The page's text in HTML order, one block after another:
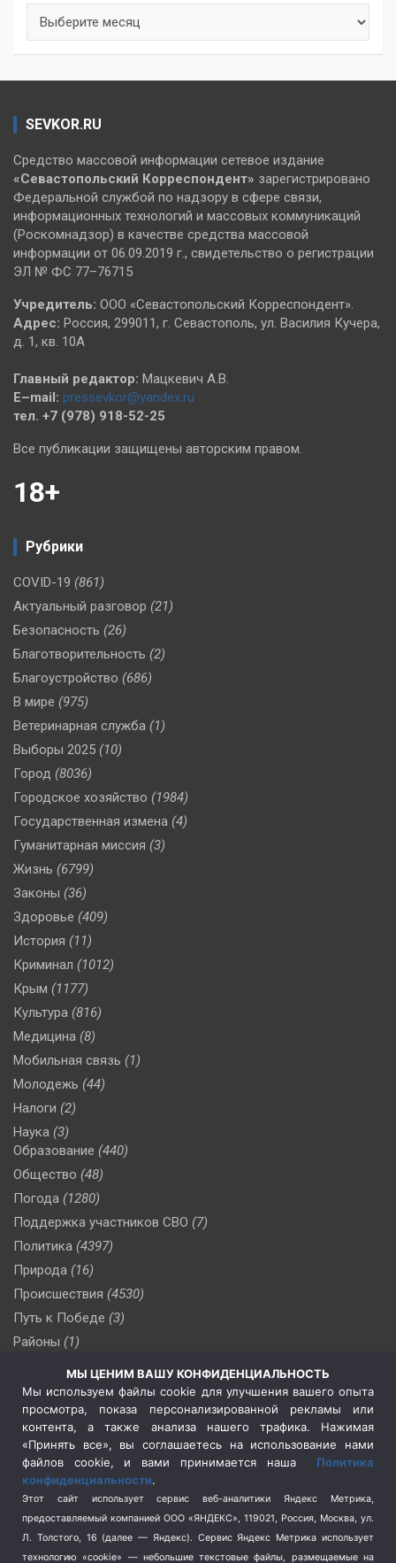
SEVKOR.RU
Средство массовой информации сетевое издание
«Севастопольский Корреспондент» зарегистрировано
Федеральной службой по надзору в сфере связи,
информационных технологий и массовых коммуникаций
(Роскомнадзор) в качестве средства массовой
информации от 06.09.2019 г., свидетельство о регистрации
ЭЛ № ФС 77–76715
Учредитель: ООО «Севастопольский Корреспондент».
Адрес: Россия, 299011, г. Севастополь, ул. Василия Кучера,
д. 1, кв. 10А
Главный редактор: Мацкевич А.В.
E–mail: pressevkor@yandex.ru
тел. +7 (978) 918-52-25
Все публикации защищены авторским правом.
18+
Рубрики
COVID-19 (861)
Актуальный разговор (21)
Безопасность (26)
Благотворительность (2)
Благоустройство (686)
В мире (975)
Ветеринарная служба (1)
Выборы 2025 (10)
Город (8036)
Городское хозяйство (1984)
Государственная измена (4)
Гуманитарная миссия (3)
Жизнь (6799)
Законы (36)
Здоровье (409)
История (11)
Криминал (1012)
Крым (1177)
Культура (816)
Медицина (8)
Мобильная связь (1)
Молодежь (44)
Налоги (2)
Наука (3)
Образование (440)
Общество (48)
Погода (1280)
Поддержка участников СВО (7)
Политика (4397)
Природа (16)
Происшествия (4530)
Путь к Победе (3)
Районы (1)
(510)
Сельское хозяйство (3)
Социальная политика
(3)
Спецоперация в Украине
Спецоперация на Украине
(404)
Спорт (740)
Терроризм (1)
Транспорт (262)
МЫ ЦЕНИМ ВАШУ КОНФИДЕНЦИАЛЬНОСТЬ
Мы используем файлы cookie для улучшения вашего опыта
просмотра, показа персонализированной рекламы или
контента, а также анализа нашего трафика. Нажимая
«Принять все», вы соглашаетесь на использование нами
файлов cookie, и вами принимается наша Политика
конфиденциальности.
Этот сайт использует сервис веб-аналитики Яндекс Метрика,
предоставляемый компанией ООО «ЯНДЕКС», 119021, Россия, Москва, ул.
Л. Толстого, 16 (далее — Яндекс). Сервис Яндекс Метрика использует
технологию «cookie» — небольшие текстовые файлы, размещаемые на